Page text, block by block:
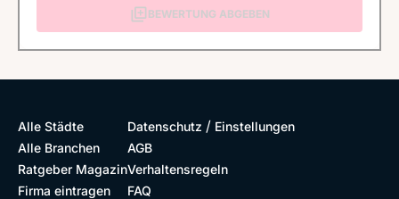
BEWERTUNG ABGEBEN
Alle Städte
Alle Branchen
Ratgeber Magazin
Firma eintragen
Datenschutz / Einstellungen
AGB
Verhaltensregeln
FAQ